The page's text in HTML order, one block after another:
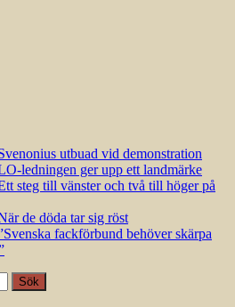
utbuad vid demonstration
ledningen ger upp ett landmärke
steg till vänster och två till höger på
de döda tar sig röst
fackförbund behöver skärpa